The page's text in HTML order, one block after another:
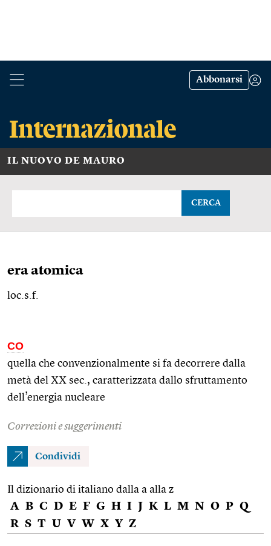
Abbonarsi
IL NUOVO DE MAURO
CERCA
era atomica
loc.s.f.
CO
quella che convenzionalmente si fa decorrere dalla
metà del XX sec. , caratterizzata dallo sfruttamento
dell’energia nucleare
Correzioni e suggerimenti
Condividi
Il dizionario di italiano dalla a alla z
A B C D E F G H I J K L M N O P Q
R S T U V W X Y Z